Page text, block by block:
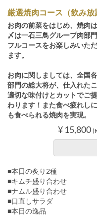
厳選焼肉コース（飲み放
お肉の前菜をはじめ、焼肉
〆は一石三鳥グループ肉部
フルコースをお楽しみいた
ます。
お肉に関しましては、全国
部門の総大将が、仕入れた
適切な味付けとカットでご
わります！また食べ疲れし
も食べられる焼肉を実現。
¥ 15,800
■本日の炙り2種
■キムチ盛り合わせ
■ナムル盛り合わせ
■口直しサラダ
■本日の逸品